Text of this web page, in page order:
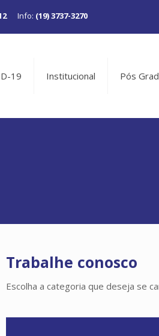
Info: (19) 3737-3270
19 Institucional Pós
Trabalhe conosco
Escolha a categoria que deseja se